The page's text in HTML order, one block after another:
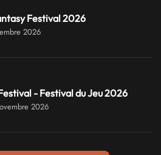
Festival 2026
2026
- Festival du Jeu 2026
2026